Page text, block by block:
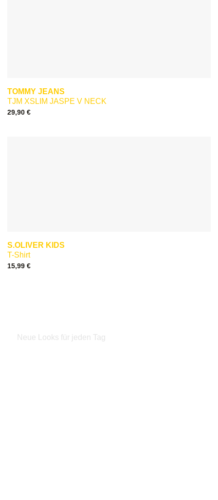
TOMMY JEANS
TJM XSLIM JASPE V NECK
29,90 €
S.OLIVER KIDS
T-Shirt
15,99 €
Neue Looks für jeden Tag